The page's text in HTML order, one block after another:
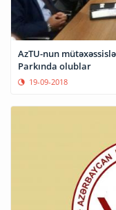
AzTU-nun
Parkında olublar
19-09-2018